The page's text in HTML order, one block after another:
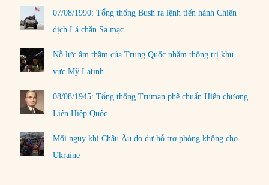
07/08/1990: Tổng thống Bush ra lệnh tiến hành Chiến
dịch Lá chắn Sa mạc
Nỗ lực âm thầm của Trung Quốc nhằm thống trị khu
vực Mỹ Latinh
08/08/1945: Tổng thống Truman phê chuẩn Hiến chương
Liên Hiệp Quốc
Mối nguy khi Châu Âu do dự hỗ trợ phòng không cho
Ukraine